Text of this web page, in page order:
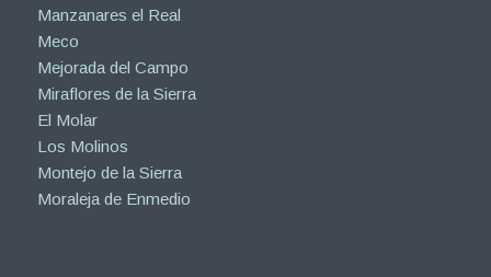
Manzanares el Real
Meco
Mejorada del Campo
Miraflores de la Sierra
El Molar
Los Molinos
Montejo de la Sierra
Moraleja de Enmedio